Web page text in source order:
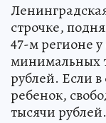
строчке,
47-м регионе
минимальных
рублей. Если в
ребенок,
тысячи рублей.